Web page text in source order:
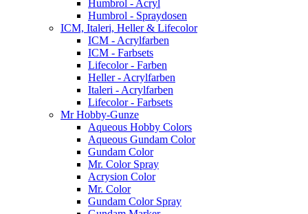
Humbrol - Acryl
Humbrol - Spraydosen
ICM, Italeri, Heller & Lifecolor
ICM - Acrylfarben
ICM - Farbsets
Lifecolor - Farben
Heller - Acrylfarben
Italeri - Acrylfarben
Lifecolor - Farbsets
Mr Hobby-Gunze
Aqueous Hobby Colors
Aqueous Gundam Color
Gundam Color
Mr. Color Spray
Acrysion Color
Mr. Color
Gundam Color Spray